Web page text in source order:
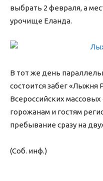
выбрать 2 февраля, а
урочище Еланда.
В тот же день
состоится забег «Лыжня
Всероссийских
горожанам и гостям
пребывание сразу на
(Соб. инф.)